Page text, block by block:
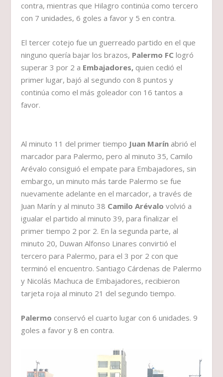
contra, mientras que Hilagro continúa como tercero
con 7 unidades, 6 goles a favor y 5 en contra.
El tercer cotejo fue un guerreado partido en el que
ninguno quería bajar los brazos, Palermo FC logró
superar 3 por 2 a Embajadores, quien cedió el
primer lugar, bajó al segundo con 8 puntos y
continúa como el más goleador con 16 tantos a
favor.
Al minuto 11 del primer tiempo Juan Marín abrió el
marcador para Palermo, pero al minuto 35, Camilo
Arévalo consiguió el empate para Embajadores, sin
embargo, un minuto más tarde Palermo se fue
nuevamente adelante en el marcador, a través de
Juan Marín y al minuto 38 Camilo Arévalo volvió a
igualar el partido al minuto 39, para finalizar el
primer tiempo 2 por 2. En la segunda parte, al
minuto 20, Duwan Alfonso Linares convirtió el
tercero para Palermo, para el 3 por 2 con que
terminó el encuentro. Santiago Cárdenas de Palermo
y Nicolás Machuca de Embajadores, recibieron
tarjeta roja al minuto 21 del segundo tiempo.
Palermo conservó el cuarto lugar con 6 unidades. 9
goles a favor y 8 en contra.